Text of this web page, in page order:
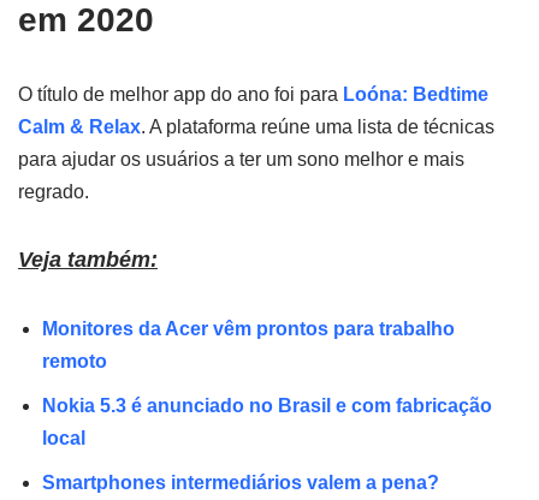
em 2020
O título de melhor app do ano foi para Loóna: Bedtime
Calm & Relax. A plataforma reúne uma lista de técnicas
para ajudar os usuários a ter um sono melhor e mais
regrado.
Veja também:
Monitores da Acer vêm prontos para trabalho
remoto
Nokia 5.3 é anunciado no Brasil e com fabricação
local
Smartphones intermediários valem a pena?